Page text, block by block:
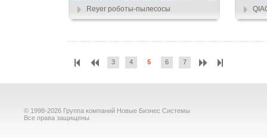
Reyer роботы-пылесосы
3 4 5 6 7
© 1998-2026 Группа компаний Новые Бизнес Системы
Все права защищены.